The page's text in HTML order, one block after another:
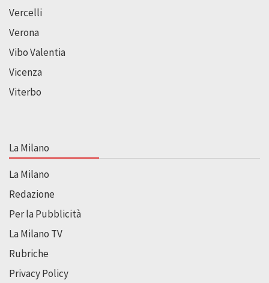
Vercelli
Verona
Vibo Valentia
Vicenza
Viterbo
La Milano
La Milano
Redazione
Per la Pubblicità
La Milano TV
Rubriche
Privacy Policy